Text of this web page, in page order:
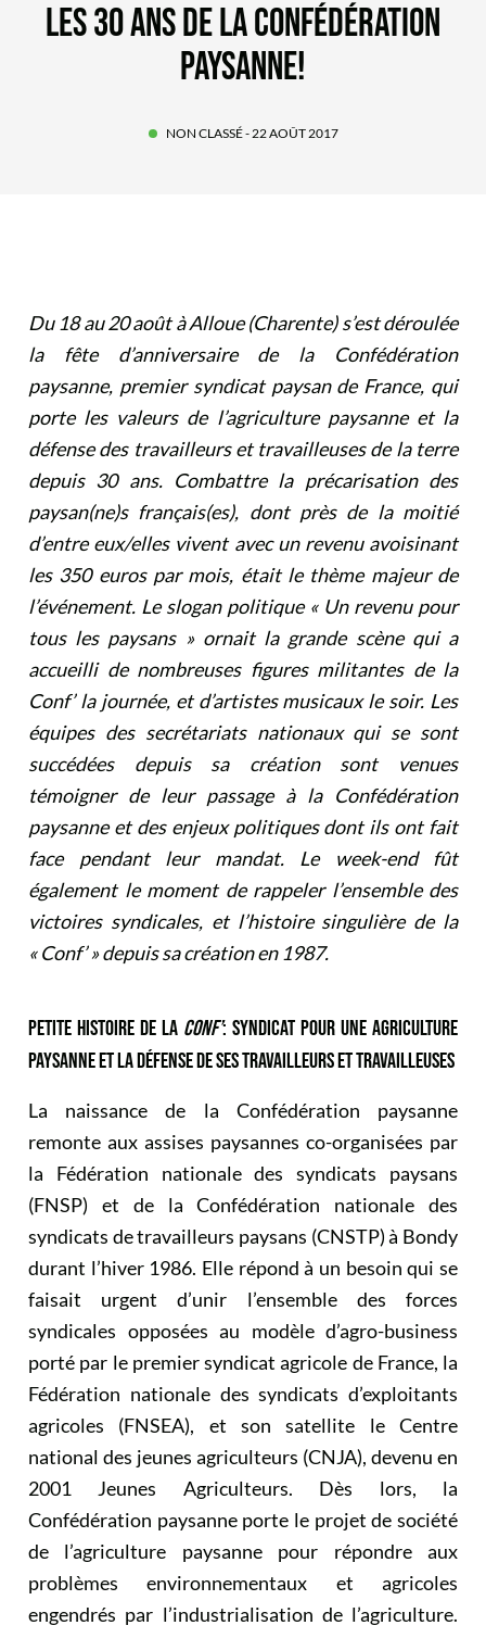
LES 30 ANS DE LA CONFÉDÉRATION
PAYSANNE!
NON CLASSÉ- 22 AOÛT 2017
Du 18 au 20 août à Alloue (Charente) s’est déroulée
la fête d’anniversaire de la Confédération
paysanne, premier syndicat paysan de France, qui
porte les valeurs de l’agriculture paysanne et la
défense des travailleurs et travailleuses de la terre
depuis 30 ans. Combattre la précarisation des
paysan(ne)s français(es), dont près de la moitié
d’entre eux/elles vivent avec un revenu avoisinant
les 350 euros par mois, était le thème majeur de
l’événement. Le slogan politique « Un revenu pour
tous les paysans» ornait la grande scène qui a
accueilli de nombreuses figures militantes de la
Conf’ la journée, et d’artistes musicaux le soir. Les
équipes des secrétariats nationaux qui se sont
succédées depuis sa création sont venues
témoigner de leur passage à la Confédération
paysanne et des enjeux politiques dont ils ont fait
face pendant leur mandat. Le week-end fût
également le moment de rappeler l’ensemble des
victoires syndicales, et l’histoire singulière de la
« Conf’ » depuis sa création en 1987.
PETITE HISTOIRE DE LA CONF’: SYNDICAT POUR UNE AGRICULTURE
PAYSANNE ET LA DÉFENSE DE SES TRAVAILLEURS ET TRAVAILLEUSES
La naissance de la Confédération paysanne
remonte aux assises paysannes co-organisées par
la Fédération nationale des syndicats paysans
(FNSP) et de la Confédération nationale des
syndicats de travailleurs paysans (CNSTP) à Bondy
durant l’hiver 1986. Elle répond à un besoin qui se
faisait urgent d’unir l’ensemble des forces
syndicales opposées au modèle d’agro-business
porté par le premier syndicat agricole de France, la
Fédération nationale des syndicats d’exploitants
agricoles (FNSEA), et son satellite le Centre
national des jeunes agriculteurs (CNJA), devenu en
2001 Jeunes Agriculteurs. Dès lors, la
Confédération paysanne porte le projet de société
de l’agriculture paysanne pour répondre aux
problèmes environnementaux et agricoles
engendrés par l’industrialisation de l’agriculture.